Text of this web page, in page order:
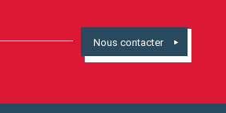
Nous contacter